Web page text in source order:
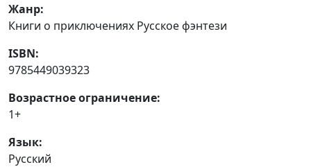
Жанр:
Книги о приключениях Русское фэнтези
ISBN:
9785449039323
Возрастное ограничение:
1+
Язык:
Русский